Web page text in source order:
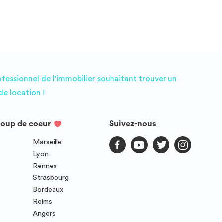
de l’immobilier souhaitant trouver un
location !
de coeur
Marseille
Lyon
Rennes
Strasbourg
Bordeaux
Reims
Angers
Suivez-nous